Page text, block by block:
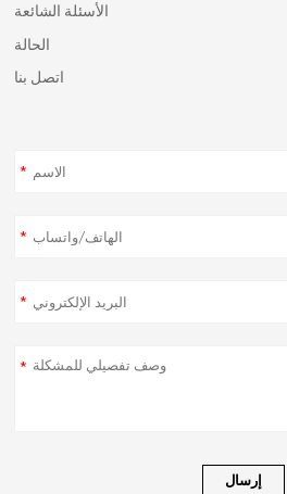
الأسئلة الشائعة
الحالة
اتصل بنا
*
*
*
*
إرسال